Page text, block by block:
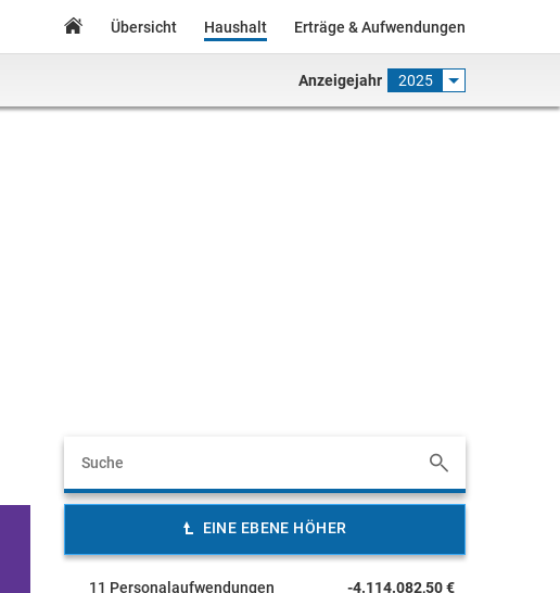
Übersicht Haushalt Erträge & Aufwendungen
Anzeigejahr 2025
EINE EBENE HÖHER
11 Personalaufwendungen -4.114.082,50 €